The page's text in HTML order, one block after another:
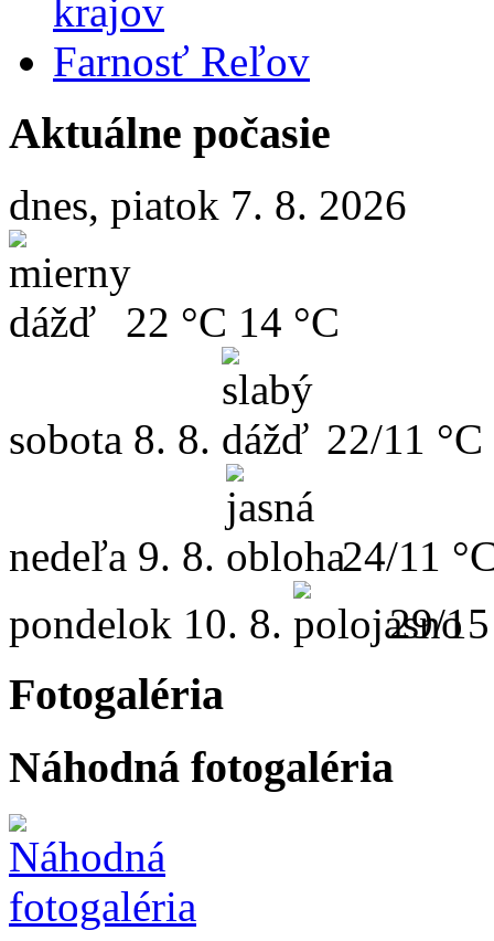
krajov
Farnosť Reľov
Aktuálne počasie
dnes, piatok 7. 8. 2026
22 °C 14 °C
sobota 8. 8. 22/11 °C
nedeľa 9. 8.
24/11
pondelok 10. 8. 29/
Fotogaléria
Náhodná fotogaléria